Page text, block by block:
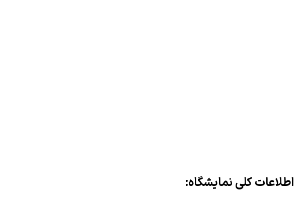
اطلاعات کلی نمایشگاه: